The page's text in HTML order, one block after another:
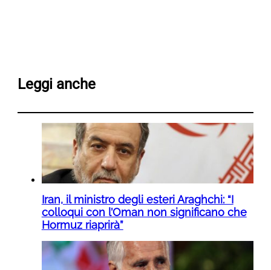
Leggi anche
Iran, il ministro degli esteri Araghchi: “I
colloqui con l’Oman non significano che
Hormuz riaprirà”